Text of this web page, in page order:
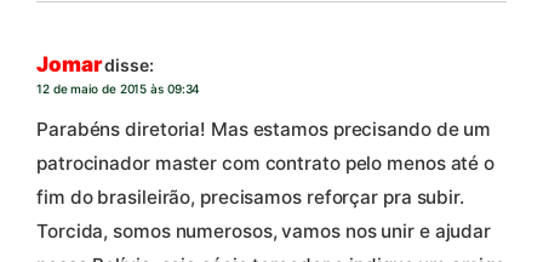
Jomardisse:
12 de maio de 2015 às 09:34
Parabéns diretoria! Mas estamos precisando de um
patrocinador master com contrato pelo menos até o
fim do brasileirão, precisamos reforçar pra subir.
Torcida, somos numerosos, vamos nos unir e ajudar